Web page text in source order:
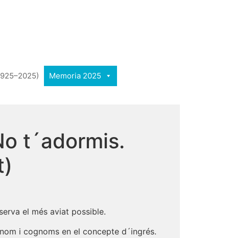
Memoria 2025
t´adormis.
el més aviat possible.
i cognoms en el concepte d´ingrés.